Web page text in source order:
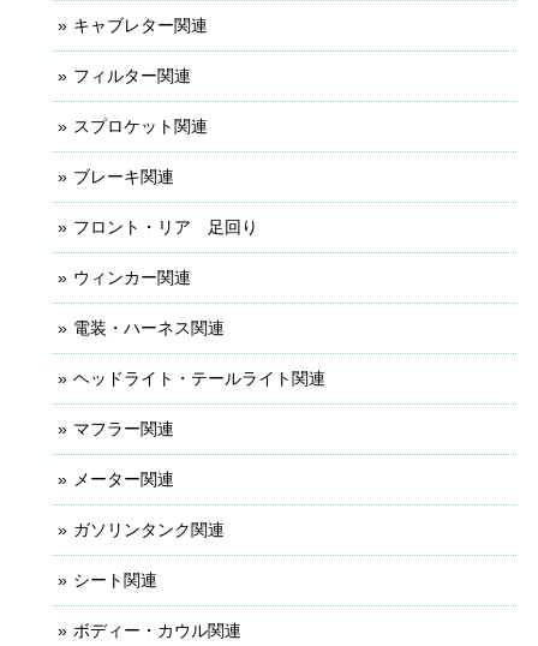
キャブレター関連
フィルター関連
スプロケット関連
ブレーキ関連
フロント・リア 足回り
ウィンカー関連
電装・ハーネス関連
ヘッドライト・テールライト関連
マフラー関連
メーター関連
ガソリンタンク関連
シート関連
ボディー・カウル関連